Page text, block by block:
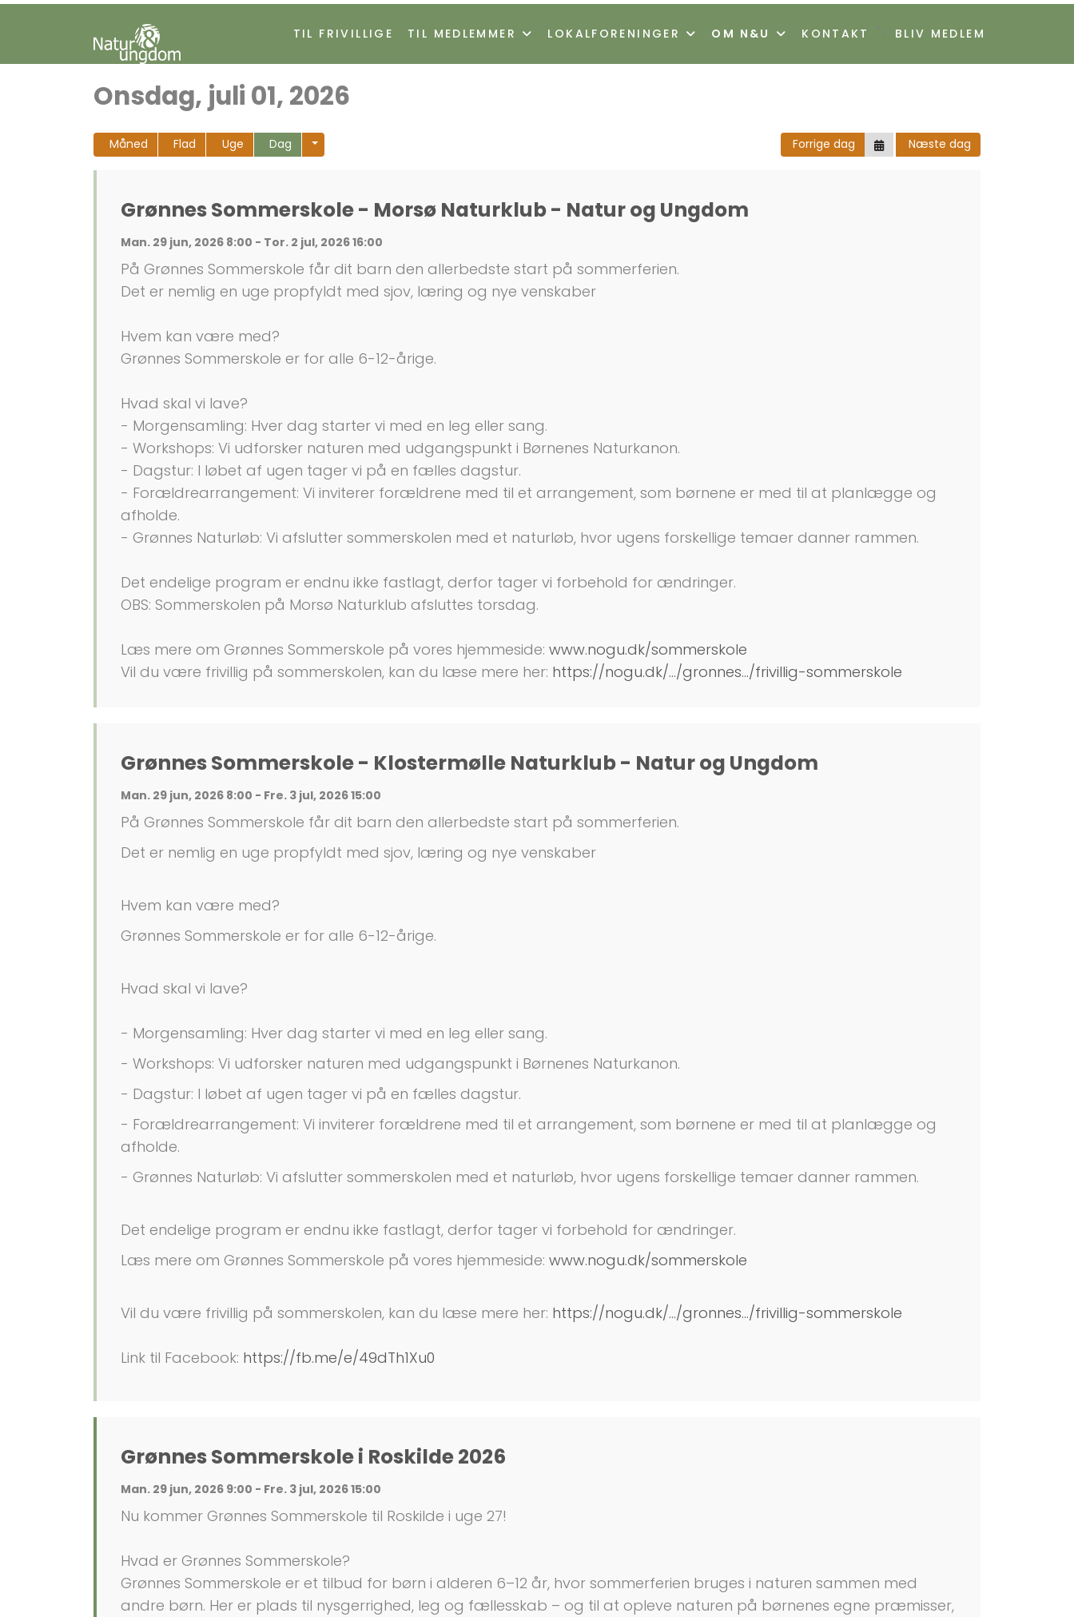
TIL FRIVILLIGE TIL MEDLEMMER LOKALFORENINGER OM N&U KONTAKT "> BLIV MEDLEM
Onsdag, juli 01, 2026
Måned Flad Uge Dag Forrige dag Næste dag
Grønnes Sommerskole - Morsø Naturklub - Natur og Ungdom
Man. 29 jun, 2026 8:00 - Tor. 2 jul, 2026 16:00
På Grønnes Sommerskole får dit barn den allerbedste start på sommerferien.
Det er nemlig en uge propfyldt med sjov, læring og nye venskaber
Hvem kan være med?
Grønnes Sommerskole er for alle 6-12-årige.
Hvad skal vi lave?
- Morgensamling: Hver dag starter vi med en leg eller sang.
- Workshops: Vi udforsker naturen med udgangspunkt i Børnenes Naturkanon.
- Dagstur: I løbet af ugen tager vi på en fælles dagstur.
- Forældrearrangement: Vi inviterer forældrene med til et arrangement, som børnene er med til at planlægge og
afholde.
- Grønnes Naturløb: Vi afslutter sommerskolen med et naturløb, hvor ugens forskellige temaer danner rammen.
Det endelige program er endnu ikke fastlagt, derfor tager vi forbehold for ændringer.
OBS: Sommerskolen på Morsø Naturklub afsluttes torsdag.
Læs mere om Grønnes Sommerskole på vores hjemmeside: www.nogu.dk/sommerskole
Vil du være frivillig på sommerskolen, kan du læse mere her: https://nogu.dk/.../gronnes.../frivillig-sommerskole
Grønnes Sommerskole - Klostermølle Naturklub - Natur og Ungdom
Man. 29 jun, 2026 8:00 - Fre. 3 jul, 2026 15:00
På Grønnes Sommerskole får dit barn den allerbedste start på sommerferien.
Det er nemlig en uge propfyldt med sjov, læring og nye venskaber
Hvem kan være med?
Grønnes Sommerskole er for alle 6-12-årige.
Hvad skal vi lave?
- Morgensamling: Hver dag starter vi med en leg eller sang.
- Workshops: Vi udforsker naturen med udgangspunkt i Børnenes Naturkanon.
- Dagstur: I løbet af ugen tager vi på en fælles dagstur.
- Forældrearrangement: Vi inviterer forældrene med til et arrangement, som børnene er med til at planlægge og
afholde.
- Grønnes Naturløb: Vi afslutter sommerskolen med et naturløb, hvor ugens forskellige temaer danner rammen.
Det endelige program er endnu ikke fastlagt, derfor tager vi forbehold for ændringer.
Læs mere om Grønnes Sommerskole på vores hjemmeside: www.nogu.dk/sommerskole
Vil du være frivillig på sommerskolen, kan du læse mere her: https://nogu.dk/.../gronnes.../frivillig-sommerskole
Link til Facebook: https://fb.me/e/49dTh1Xu0
Grønnes Sommerskole i Roskilde 2026
Man. 29 jun, 2026 9:00 - Fre. 3 jul, 2026 15:00
Nu kommer Grønnes Sommerskole til Roskilde i uge 27!
Hvad er Grønnes Sommerskole?
Grønnes Sommerskole er et tilbud for børn i alderen 6–12 år, hvor sommerferien bruges i naturen sammen med
andre børn. Her er plads til nysgerrighed, leg og fællesskab – og til at opleve naturen på børnenes egne præmisser,